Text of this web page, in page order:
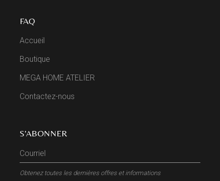
FAQ
Accueil
Boutique
MEGA HOME ATELIER
Contactez-nous
S'ABONNER
Obtenez toutes les dernières offres et informations